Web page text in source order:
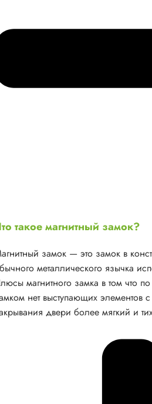
такое магнитный замок?
замок — это замок в
металлического язычка
магнитного замка в том что
нет выступающих элементов
двери более мягкий и